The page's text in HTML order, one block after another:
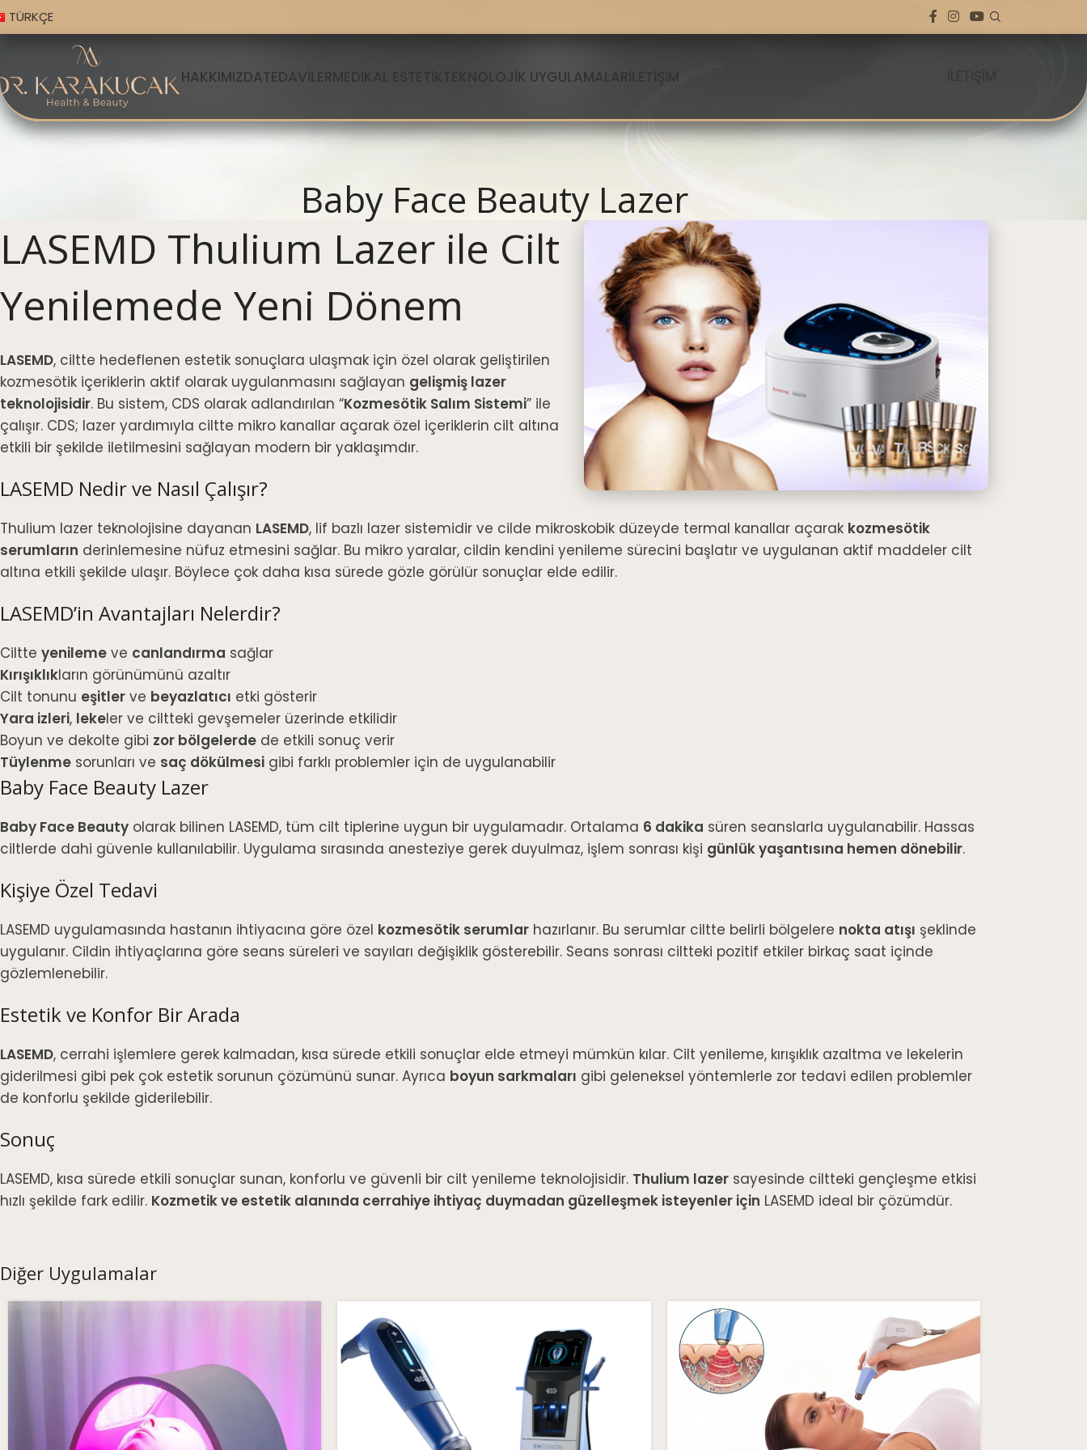
TÜRKÇE
HAKKIMIZDATEDAVILER MEDIKAL ESTETIK TEKNOLOJIK UYGULAMALAR İLETIŞIM
Baby Face Beauty Lazer
LASEMD Thulium Lazer ile Cilt
Yenilemede Yeni Dönem
LASEMD, ciltte hedeflenen estetik sonuçlara ulaşmak için özel olarak geliştirilen
kozmesötik içeriklerin aktif olarak uygulanmasını sağlayan gelişmiş lazer
teknolojisidir. Bu sistem, CDS olarak adlandırılan “Kozmesötik Salım Sistemi” ile
çalışır. CDS; lazer yardımıyla ciltte mikro kanallar açarak özel içeriklerin cilt altına
etkili bir şekilde iletilmesini sağlayan modern bir yaklaşımdır.
LASEMD Nedir ve Nasıl Çalışır?
Thulium lazer teknolojisine dayanan LASEMD, lif bazlı lazer sistemidir ve cilde mikroskobik düzeyde termal kanallar açarak kozmesötik
serumların derinlemesine nüfuz etmesini sağlar. Bu mikro yaralar, cildin kendini yenileme sürecini başlatır ve uygulanan aktif maddeler cilt
altına etkili şekilde ulaşır. Böylece çok daha kısa sürede gözle görülür sonuçlar elde edilir.
LASEMD’in Avantajları Nelerdir?
Ciltte yenileme ve canlandırma sağlar
Kırışıklıkların görünümünü azaltır
Cilt tonunu eşitler ve beyazlatıcı etki gösterir
Yara izleri, lekeler ve ciltteki gevşemeler üzerinde etkilidir
Boyun ve dekolte gibi zor bölgelerde de etkili sonuç verir
Tüylenme sorunları ve saç dökülmesi gibi farklı problemler için de uygulanabilir
Baby Face Beauty Lazer
Baby Face Beauty olarak bilinen LASEMD, tüm cilt tiplerine uygun bir uygulamadır. Ortalama 6 dakika süren seanslarla uygulanabilir. Hassas
ciltlerde dahi güvenle kullanılabilir. Uygulama sırasında anesteziye gerek duyulmaz, işlem sonrası kişi günlük yaşantısına hemen dönebilir.
Kişiye Özel Tedavi
LASEMD uygulamasında hastanın ihtiyacına göre özel kozmesötik serumlar hazırlanır. Bu serumlar ciltte belirli bölgelere nokta atışı şeklinde
uygulanır. Cildin ihtiyaçlarına göre seans süreleri ve sayıları değişiklik gösterebilir. Seans sonrası ciltteki pozitif etkiler birkaç saat içinde
gözlemlenebilir.
Estetik ve Konfor Bir Arada
LASEMD, cerrahi işlemlere gerek kalmadan, kısa sürede etkili sonuçlar elde etmeyi mümkün kılar. Cilt yenileme, kırışıklık azaltma ve lekelerin
giderilmesi gibi pek çok estetik sorunun çözümünü sunar. Ayrıca boyun sarkmaları gibi geleneksel yöntemlerle zor tedavi edilen problemler
de konforlu şekilde giderilebilir.
Sonuç
LASEMD, kısa sürede etkili sonuçlar sunan, konforlu ve güvenli bir cilt yenileme teknolojisidir. Thulium lazer sayesinde ciltteki gençleşme etkisi
hızlı şekilde fark edilir. Kozmetik ve estetik alanında cerrahiye ihtiyaç duymadan güzelleşmek isteyenler için LASEMD ideal bir çözümdür.
Diğer Uygulamalar